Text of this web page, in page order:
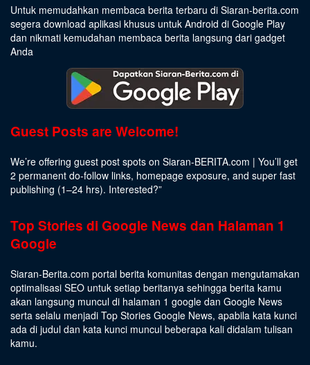
Untuk memudahkan membaca berita terbaru di Siaran-berita.com
segera download aplikasi khusus untuk Android di Google Play
dan nikmati kemudahan membaca berita langsung dari gadget
Anda
Guest Posts are Welcome!
We’re offering guest post spots on Siaran-BERITA.com | You’ll get
2 permanent do-follow links, homepage exposure, and super fast
publishing (1–24 hrs). Interested?”
Top Stories di Google News dan Halaman 1
Google
Siaran-Berita.com portal berita komunitas dengan mengutamakan
optimalisasi SEO untuk setiap beritanya sehingga berita kamu
akan langsung muncul di halaman 1 google dan Google News
serta selalu menjadi Top Stories Google News, apabila kata kunci
ada di judul dan kata kunci muncul beberapa kali didalam tulisan
kamu.